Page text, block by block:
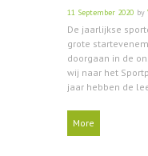
11 September 2020 by
De jaarlijkse
grote
doorgaan in de
wij naar het
jaar hebben de
More